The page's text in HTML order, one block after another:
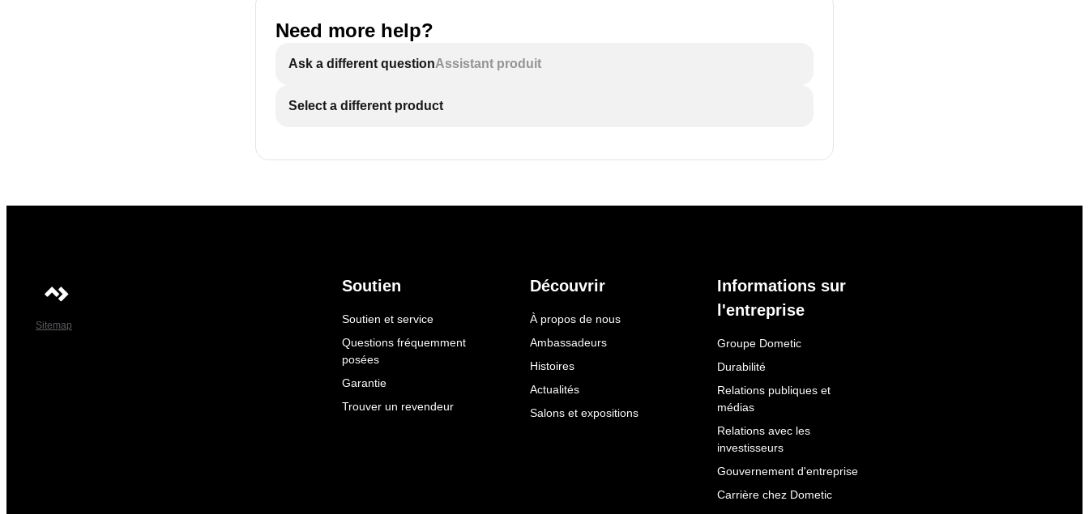
Need more help?
Ask a different questionAssistant produit
Select a different product
Sitemap
Soutien
Soutien et service
Questions fréquemment
posées
Garantie
Trouver un revendeur
Découvrir
À propos de nous
Ambassadeurs
Histoires
Actualités
Salons et expositions
Informations sur
l'entreprise
Groupe Dometic
Durabilité
Relations publiques et
médias
Relations avec les
investisseurs
Gouvernement d'entreprise
Carrière chez Dometic